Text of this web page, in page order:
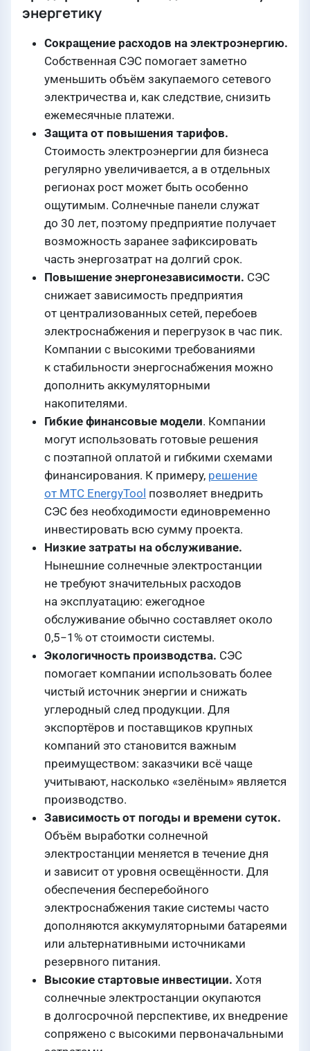
энергетику
Сокращение расходов на электроэнергию.
Собственная СЭС помогает заметно
уменьшить объём закупаемого сетевого
электричества и, как следствие, снизить
ежемесячные платежи.
Защита от повышения тарифов.
Стоимость электроэнергии для бизнеса
регулярно увеличивается, а в отдельных
регионах рост может быть особенно
ощутимым. Солнечные панели служат
до 30 лет, поэтому предприятие получает
возможность заранее зафиксировать
часть энергозатрат на долгий срок.
Повышение энергонезависимости. СЭС
снижает зависимость предприятия
от централизованных сетей, перебоев
электроснабжения и перегрузок в час пик.
Компании с высокими требованиями
к стабильности энергоснабжения можно
дополнить аккумуляторными
накопителями.
Гибкие финансовые модели. Компании
могут использовать готовые решения
с поэтапной оплатой и гибкими схемами
финансирования. К примеру, решение
от МТС EnergyTool позволяет внедрить
СЭС без необходимости единовременно
инвестировать всю сумму проекта.
Низкие затраты на обслуживание.
Нынешние солнечные электростанции
не требуют значительных расходов
на эксплуатацию: ежегодное
обслуживание обычно составляет около
0,5−1% от стоимости системы.
Экологичность производства. СЭС
помогает компании использовать более
чистый источник энергии и снижать
углеродный след продукции. Для
экспортёров и поставщиков крупных
компаний это становится важным
преимуществом: заказчики всё чаще
учитывают, насколько «зелёным» является
производство.
Зависимость от погоды и времени суток.
Объём выработки солнечной
электростанции меняется в течение дня
и зависит от уровня освещённости. Для
обеспечения бесперебойного
электроснабжения такие системы часто
дополняются аккумуляторными батареями
или альтернативными источниками
резервного питания.
Высокие стартовые инвестиции. Хотя
солнечные электростанции окупаются
в долгосрочной перспективе, их внедрение
сопряжено с высокими первоначальными